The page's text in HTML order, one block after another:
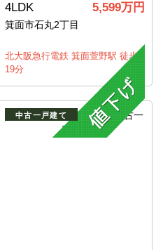
4LDK 5,599万円
箕面市石丸2丁目
北大阪急行電鉄 箕面萱野駅 徒歩
19分
中古一戸建て